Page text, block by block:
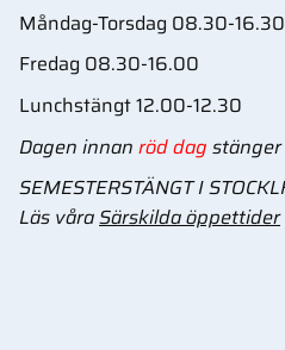
Måndag-Torsdag 08.30-16.30
Fredag 08.30-16.00
Lunchstängt 12.00-12.30
Dagen innan röd dag
SEMESTERSTÄNGT I
Läs våraSärskilda öppettider